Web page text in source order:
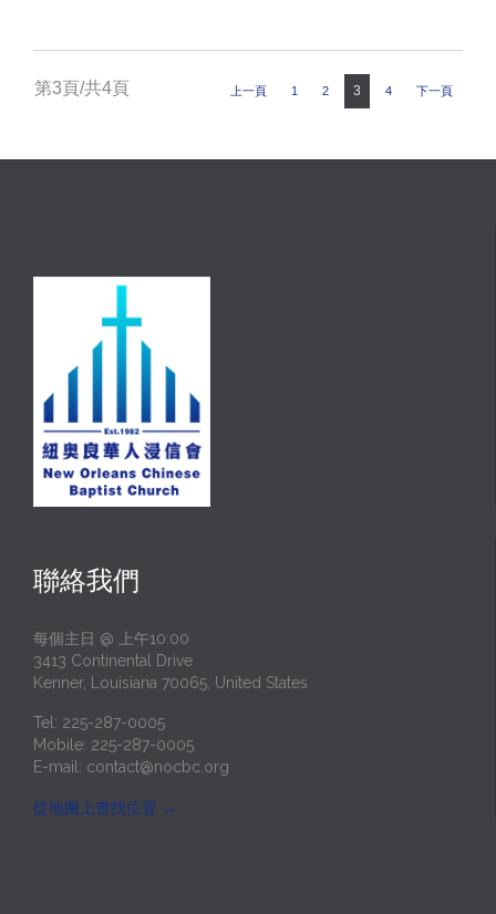
第3頁/共4頁 上一頁 1 2 3 4 下一頁
聯絡我們
每個主日 @ 上午10:00
3413 Continental Drive
Kenner, Louisiana 70065, United States
Tel: 225-287-0005
Mobile: 225-287-0005
E-mail: contact@nocbc.org
從地圖上查找位置 →